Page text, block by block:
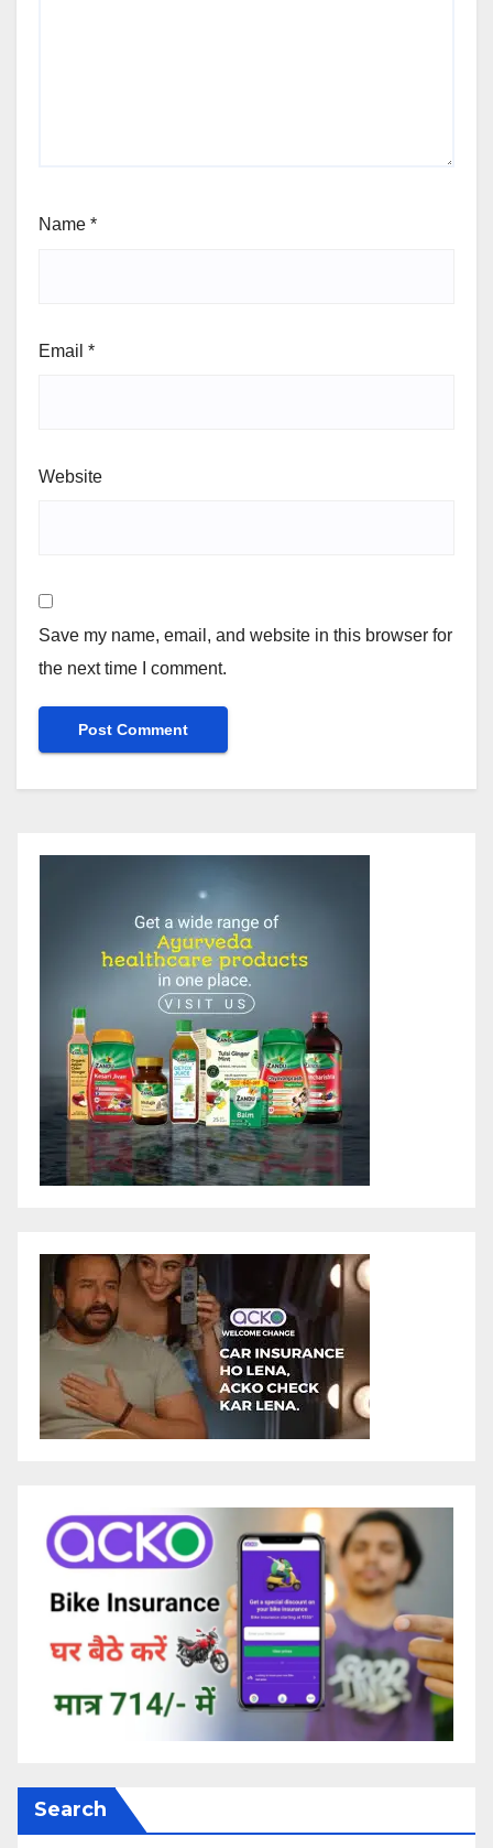
Name *
Email *
Website
Save my name, email, and website in this browser for
the next time I comment.
Search